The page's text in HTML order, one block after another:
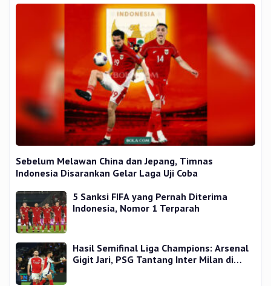
Sebelum Melawan China dan Jepang, Timnas
Indonesia Disarankan Gelar Laga Uji Coba
5 Sanksi FIFA yang Pernah Diterima
Indonesia, Nomor 1 Terparah
Hasil Semifinal Liga Champions: Arsenal
Gigit Jari, PSG Tantang Inter Milan di